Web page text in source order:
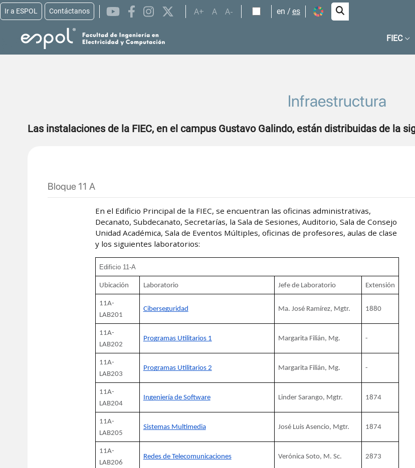
Pasar al contenido principal
Ir a ESPOL Contáctanos A+ A A- en es
FIEC
Infraestructura
Las instalaciones de la FIEC, en el campus Gustavo Galindo, están distribuidas de la
Bloque 11 A
En el Edificio Principal de la FIEC, se encuentran las oficinas administrativas,
Decanato, Subdecanato, Secretarías, la Sala de Sesiones, Auditorio, Sala de Consejo
Unidad Académica, Sala de Eventos Múltiples, oficinas de profesores, aulas de clase
y los siguientes laboratorios:
Edificio 11-A
Ubicación Laboratorio Jefe de Laboratorio Extensión
11A-
LAB201
Ciberseguridad Ma. José Ramírez, Mgtr. 1880
11A-
LAB202
Programas Utilitarios 1 Margarita Filián, Mg. -
11A-
LAB203
Programas Utilitarios 2 Margarita Filián, Mg. -
11A-
LAB204
Ingeniería de Software Linder Sarango, Mgtr. 1874
11A-
LAB205
Sistemas Multimedia José Luis Asencio, Mgtr. 1874
11A-
LAB206
Redes de Telecomunicaciones Verónica Soto, M. Sc. 2873